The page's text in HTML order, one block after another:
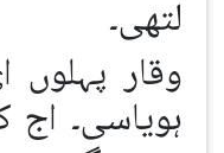
لتھی۔
وقار
ہویاسی۔